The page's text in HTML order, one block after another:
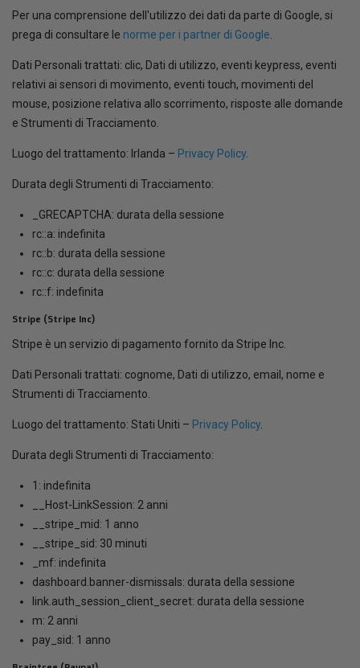
Per una comprensione dell'utilizzo dei dati da parte di Google, si
prega di consultare le norme per i partner di Google
Dati Personali trattati: clic, Dati di utilizzo, eventi keypress, eventi
relativi ai sensori di movimento, eventi touch, movimenti del
mouse, posizione relativa allo scorrimento, risposte alle domande
e Strumenti di Tracciamento.
Luogo del trattamento: Irlanda – Privacy Policy.
Durata degli Strumenti di Tracciamento:
_GRECAPTCHA: durata della sessione
rc::a: indefinita
rc::b: durata della sessione
rc::c: durata della sessione
rc::f: indefinita
Stripe (Stripe Inc)
Stripe è un servizio di pagamento fornito da Stripe Inc.
Dati Personali trattati: cognome, Dati di utilizzo, email, nome e
Strumenti di Tracciamento.
Luogo del trattamento: Stati Uniti – Privacy Policy.
Durata degli Strumenti di Tracciamento:
1: indefinita
__Host-LinkSession: 2 anni
__stripe_mid: 1 anno
__stripe_sid: 30 minuti
_mf: indefinita
dashboard.banner-dismissals: durata della sessione
link.auth_session_client_secret: durata della sessione
m: 2 anni
pay_sid: 1 anno